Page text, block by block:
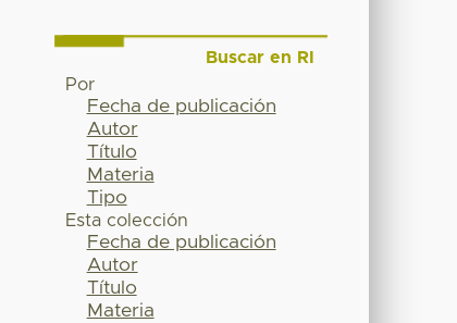
Buscar en RI
Por
Fecha de publicación
Autor
Título
Materia
Tipo
Esta colección
Fecha de publicación
Autor
Título
Materia